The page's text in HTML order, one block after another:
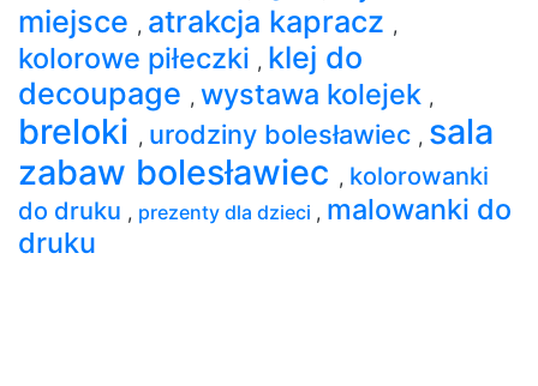
miejsce , atrakcja kapracz ,
kolorowe piłeczki , klej do
decoupage , wystawa kolejek ,
breloki , urodziny bolesławiec , sala
zabaw bolesławiec , kolorowanki
do druku , prezenty dla dzieci , malowanki do
druku